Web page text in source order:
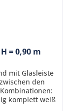
= 0,90 m
mit Glasleiste
den
komplett weiß